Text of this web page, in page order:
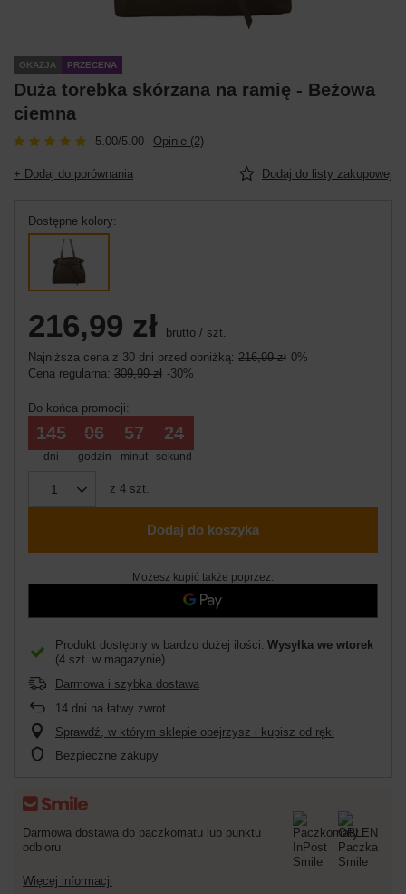
OKAZJA PRZECENA
Duża torebka skórzana na ramię - Beżowa
ciemna
5.00/5.00 Opinie (2)
+ Dodaj do porównania Dodaj do listy zakupowej
Dostępne kolory
216,99 zł brutto / szt.
Najniższa cena z 30 dni przed obniżką: 216,99 zł 0%
Cena regularna: 309,99 zł -30%
Do końca promocji:
145
dni
06
godzin
57
minut
24
sekund
z 4 szt.
Dodaj do koszyka
Możesz kupić także poprzez:
Produkt dostępny w bardzo dużej ilości Wysyłka we wtorek
(4 szt. w magazynie)
Darmowa i szybka dostawa
14 dni na łatwy zwrot
Sprawdź, w którym sklepie obejrzysz i kupisz od ręki
Bezpieczne zakupy
Darmowa dostawa do paczkomatu lub punktu
odbioru
Więcej informacji